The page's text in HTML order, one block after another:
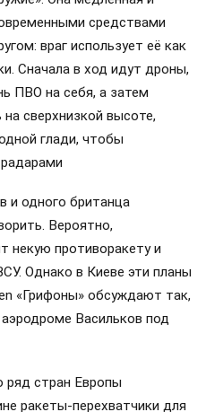
средствами
враг использует её как
Сначала в ход идут дроны,
ПВО на себя, а затем
сверхнизкой высоте,
глади, чтобы
и одного британца
Вероятно,
некую противоракету и
Однако в Киеве эти планы
«Грифоны» обсуждают так,
Васильков под
ряд стран Европы
ракеты-перехватчики для